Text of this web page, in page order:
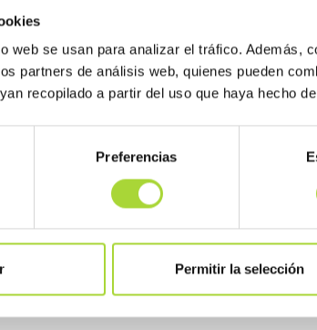
web se usan para analizar el tráfico. Además,
partners de análisis web, quienes pueden
recopilado a partir del uso que haya hecho
Preferencias
Permitir la selección